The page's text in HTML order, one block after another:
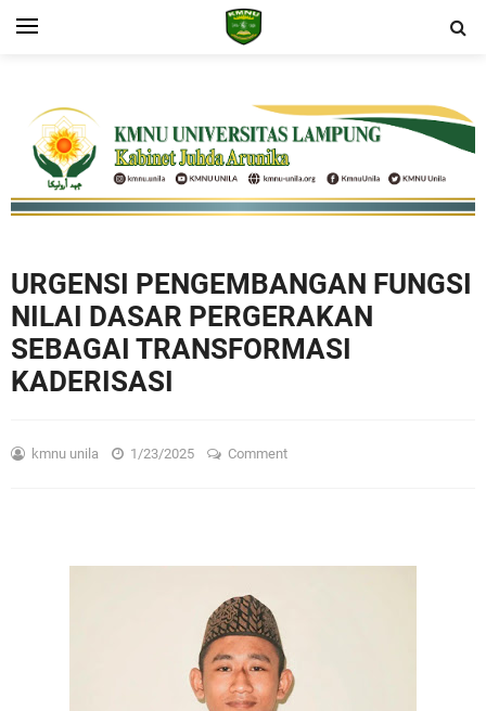
URGENSI PENGEMBANGAN FUNGSI
NILAI DASAR PERGERAKAN
SEBAGAI TRANSFORMASI
KADERISASI
kmnu unila 1/23/2025 Comment